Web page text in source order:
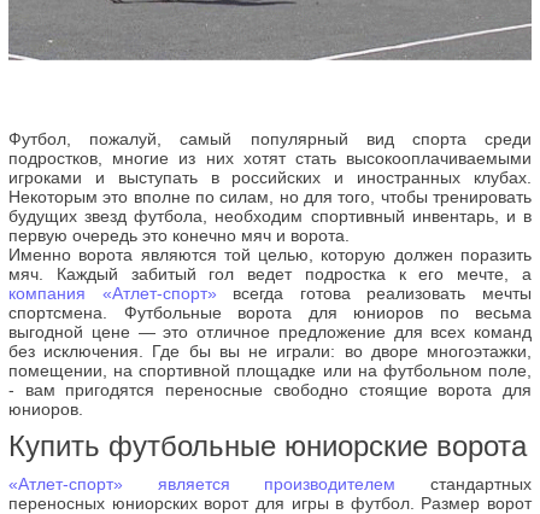
Футбол, пожалуй, самый популярный вид спорта среди
подростков, многие из них хотят стать высокооплачиваемыми
игроками и выступать в российских и иностранных клубах.
Некоторым это вполне по силам, но для того, чтобы тренировать
будущих звезд футбола, необходим спортивный инвентарь, и в
первую очередь это конечно мяч и ворота.
Именно ворота являются той целью, которую должен поразить
мяч. Каждый забитый гол ведет подростка к его мечте, а
компания «Атлет-спорт» всегда готова реализовать мечты
спортсмена. Футбольные ворота для юниоров по весьма
выгодной цене — это отличное предложение для всех команд
без исключения. Где бы вы не играли: во дворе многоэтажки,
помещении, на спортивной площадке или на футбольном поле,
- вам пригодятся переносные свободно стоящие ворота для
юниоров.
Купить футбольные юниорские ворота
«Атлет-спорт» является производителем стандартных
переносных юниорских ворот для игры в футбол. Размер ворот